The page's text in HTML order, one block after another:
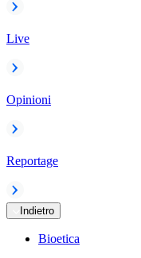
Live
Opinioni
Reportage
Indietro
Bioetica